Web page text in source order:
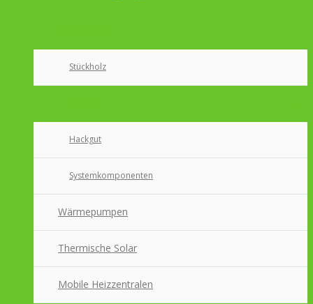
Stückholz
Hackgut
Systemkomponenten
Wärmepumpen
Thermische Solar
Mobile Heizzentralen